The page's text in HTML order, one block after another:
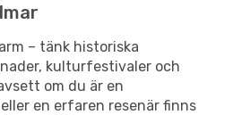
– tänk historiska
kulturfestivaler och
om du är en
en erfaren resenär finns